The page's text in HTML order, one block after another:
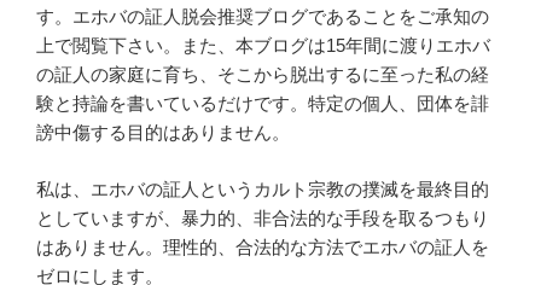
す。エホバの証人脱会推奨ブログであることをご承知の
上で閲覧下さい。また、本ブログは15年間に渡りエホバ
の証人の家庭に育ち、そこから脱出するに至った私の経
験と持論を書いているだけです。特定の個人、団体を誹
謗中傷する目的はありません。
私は、エホバの証人というカルト宗教の撲滅を最終目的
としていますが、暴力的、非合法的な手段を取るつもり
はありません。理性的、合法的な方法でエホバの証人を
ゼロにします。